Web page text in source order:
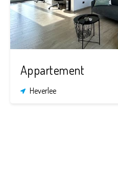
Appartement
Heverlee